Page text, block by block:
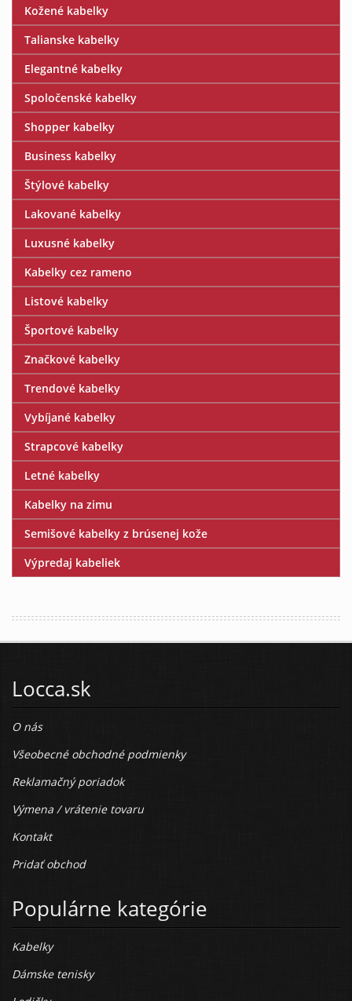
Kožené kabelky
Talianske kabelky
Elegantné kabelky
Spoločenské kabelky
Shopper kabelky
Business kabelky
Štýlové kabelky
Lakované kabelky
Luxusné kabelky
Kabelky cez rameno
Listové kabelky
Športové kabelky
Značkové kabelky
Trendové kabelky
Vybíjané kabelky
Strapcové kabelky
Letné kabelky
Kabelky na zimu
Semišové kabelky z brúsenej kože
Výpredaj kabeliek
Locca.sk
O nás
Všeobecné obchodné podmienky
Reklamačný poriadok
Výmena / vrátenie tovaru
Kontakt
Pridať obchod
Populárne kategórie
Kabelky
Dámske tenisky